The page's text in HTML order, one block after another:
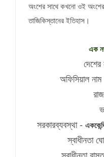
অংশের সাথে কখনো ওই
তাজিকিস্তানের ইতিহাস।
এক
অফিসিয়াল
সরকারব্যবস্থা -
স্বাধীনতা